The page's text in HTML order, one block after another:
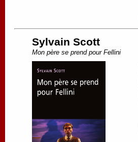
Sylvain Scott
Mon père se prend pour Fellini